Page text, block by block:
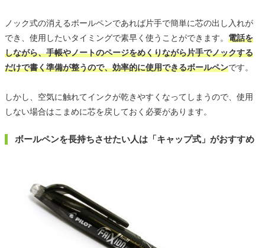
ノック式の消えるボールペンであれば片手で簡単に芯の出し入れが
でき、使用したいタイミングで素早く使うことができます。 電話を
しながら、手帳やノートのページをめくりながら片手でノックする
だけで書く準備が整うので、効率的に使用できるボールペンです。
しかし、空気に触れてインクが乾きやすくなってしまうので、使用
しない場合はこまめに芯を戻しておく必要があります。
ボールペンを長持ちさせたい人は「キャップ式」がおすすめ